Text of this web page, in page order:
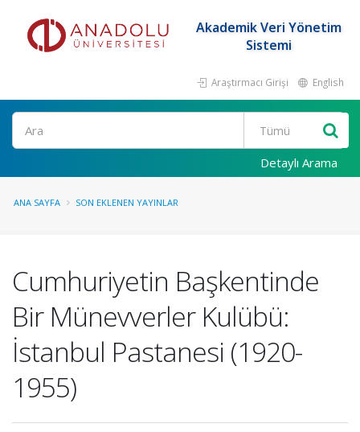
Akademik Veri Yönetim
Sistemi
Araştırmacı Girişi English
Ara
Detaylı Arama
ANA SAYFA SON EKLENEN YAYINLAR
Cumhuriyetin Başkentinde
Bir Münevverler Kulübü:
İstanbul Pastanesi (1920-
1955)